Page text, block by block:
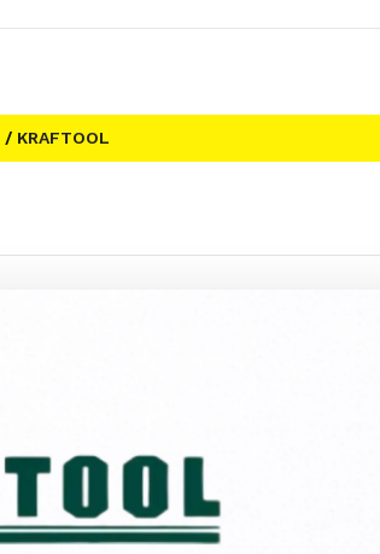
KRAFTOOL